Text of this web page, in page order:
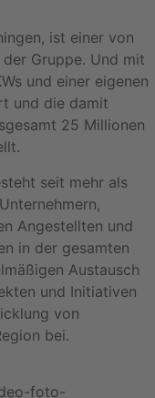
ist einer von
Gruppe. Und mit
und einer eigenen
und die damit
25 Millionen
seit mehr als
Angestellten und
in der gesamten
Austausch
und Initiativen
von
bei.
foto-